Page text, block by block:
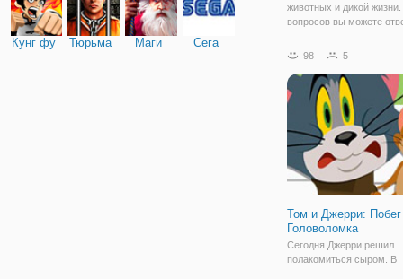
Кунг фу Тюрьма Маги Сега
животных и дикой
вопросов вы можете
в эту мелочи викторины
уровни, чтобы
знания о
98 5
Том и Джерри: Побег
Головоломка
Сегодня Джерри решил
полакомиться сыром. В